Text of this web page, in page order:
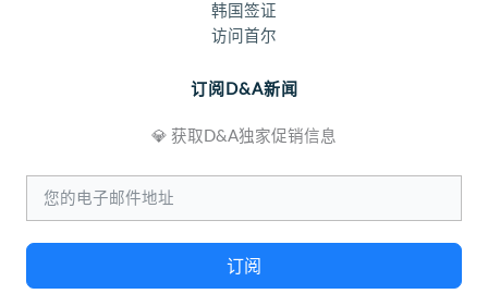
韩国签证
访问首尔
订阅D&A新闻
💎 获取D&A独家促销信息
订阅